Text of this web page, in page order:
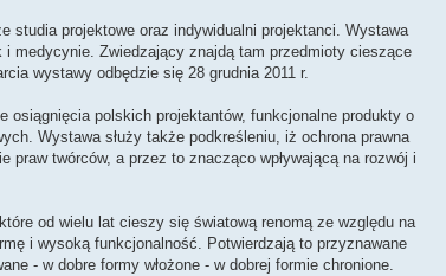
studia projektowe oraz indywidualni projektanci. Wystawa
medycynie. Zwiedzający znajdą tam przedmioty cieszące
wystawy odbędzie się 28 grudnia 2011 r.
osiągnięcia polskich projektantów, funkcjonalne produkty o
Wystawa służy także podkreśleniu, iż ochrona prawna
praw twórców, a przez to znacząco wpływającą na rozwój i
od wielu lat cieszy się światową renomą ze względu na
i wysoką funkcjonalność. Potwierdzają to przyznawane
- w dobre formy włożone - w dobrej formie chronione.